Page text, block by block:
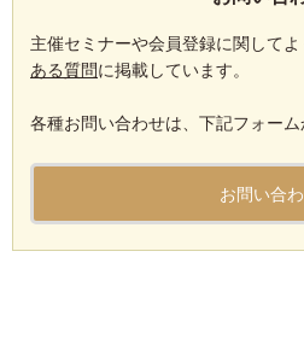
主催セミナーや会員登録に関してよ
ある質問に掲載しています。
各種お問い合わせは、下記フォーム
お問い合